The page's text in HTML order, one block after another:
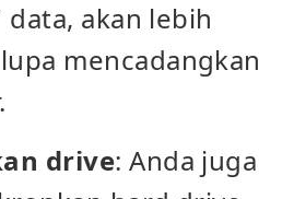
akan lebih
mencadangkan
drive: Anda juga